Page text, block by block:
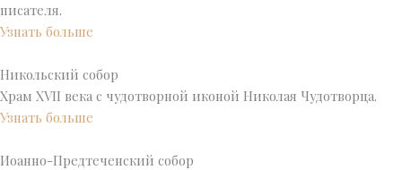
писателя.
Узнать больше
Никольский собор
Храм XVII века с чудотворной иконой Николая Чудотворца.
Узнать больше
Иоанно-Предтеченский собор